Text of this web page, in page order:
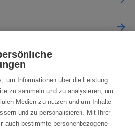
962 Mo-Fr 8:00—16:00 Uhr
um Informationen über die Leistung
zu sammeln und zu analysieren, um
Medien zu nutzen und um Inhalte
und zu personalisieren. Mit Ihrer
auch bestimmte personenbezogene